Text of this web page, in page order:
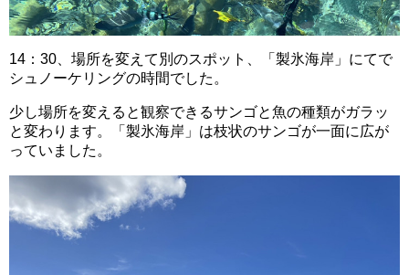
14：30、場所を変えて別のスポット、「製氷海岸」にてで
シュノーケリングの時間でした。
少し場所を変えると観察できるサンゴと魚の種類がガラッ
と変わります。「製氷海岸」は枝状のサンゴが一面に広が
っていました。